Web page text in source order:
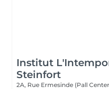
Institut
Steinfort
2A, Rue Ermesinde (Pall